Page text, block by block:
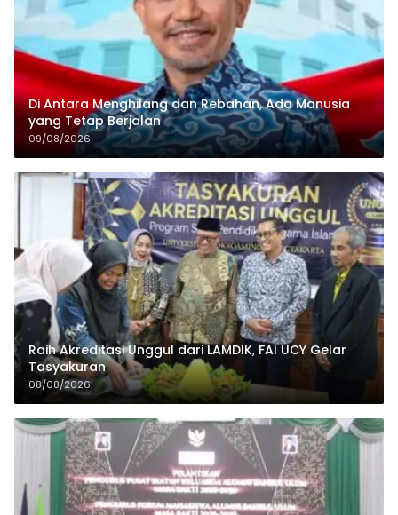
Di Antara Menghilang dan Rebahan, Ada Manusia
yang Tetap Berjalan
09/08/2026
Raih Akreditasi Unggul dari LAMDIK, FAI UCY Gelar
Tasyakuran
08/08/2026